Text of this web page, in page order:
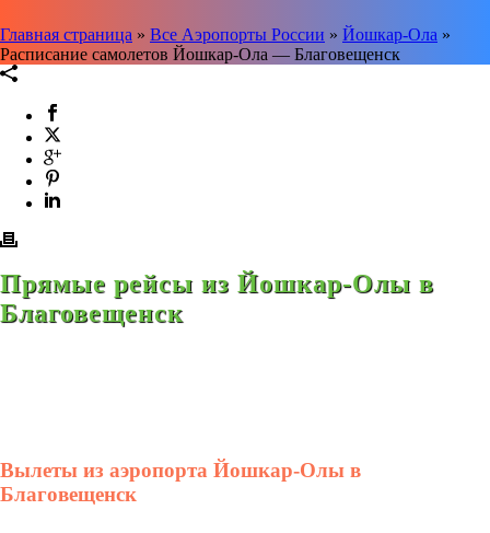
Главная страница » Все Аэропорты России » Йошкар-Ола »
Расписание самолетов Йошкар-Ола — Благовещенск
Прямые рейсы из Йошкар-Олы в
Благовещенск
Вылеты из аэропорта Йошкар-Олы в
Благовещенск